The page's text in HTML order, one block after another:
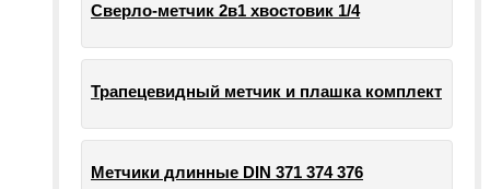
Сверло-метчик 2в1 хвостовик 1/4
Трапецевидный метчик и плашка комплект
Метчики длинные DIN 371 374 376